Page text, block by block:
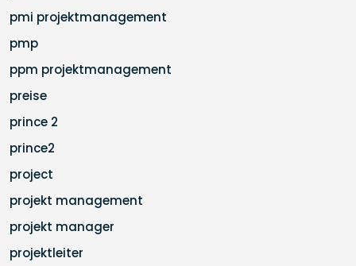
pmi projektmanagement
pmp
ppm projektmanagement
preise
prince 2
prince2
project
projekt management
projekt manager
projektleiter